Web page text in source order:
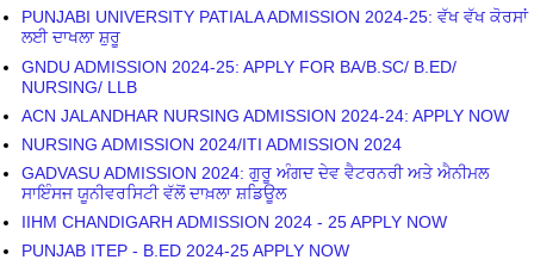
PUNJABI UNIVERSITY PATIALA ADMISSION 2024-25: ਵੱਖ ਵੱਖ ਕੋਰਸਾਂ
ਲਈ ਦਾਖਲਾ ਸ਼ੁਰੂ
GNDU ADMISSION 2024-25: APPLY FOR BA/B.SC/ B.ED/
NURSING/ LLB
ACN JALANDHAR NURSING ADMISSION 2024-24: APPLY NOW
NURSING ADMISSION 2024/ITI ADMISSION 2024
GADVASU ADMISSION 2024: ਗੁਰੂ ਅੰਗਦ ਦੇਵ ਵੈਟਰਨਰੀ ਅਤੇ ਐਨੀਮਲ
ਸਾਇੰਸਜ ਯੂਨੀਵਰਸਿਟੀ ਵੱਲੋਂ ਦਾਖ਼ਲਾ ਸ਼ਡਿਊਲ
IIHM CHANDIGARH ADMISSION 2024 - 25 APPLY NOW
PUNJAB ITEP - B.ED 2024-25 APPLY NOW